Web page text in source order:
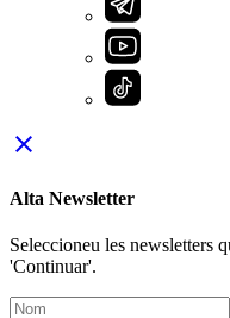
close
Alta Newsletter
Seleccioneu les newsletters
'Continuar'.